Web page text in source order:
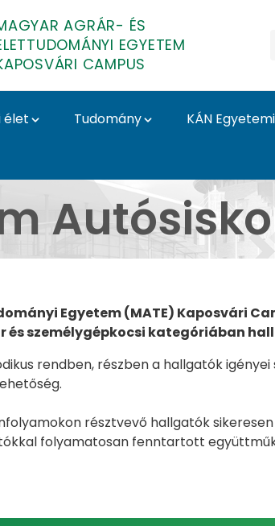
AGRÁR- ÉS
EGYETEM
CAMPUS
élet Tudomány
KÁN
Campus
Egyetem (MATE) Kaposvári
személygépkocsi kategóriában
rendben, részben a hallgatók
résztvevő hallgatók
folyamatosan fenntartott